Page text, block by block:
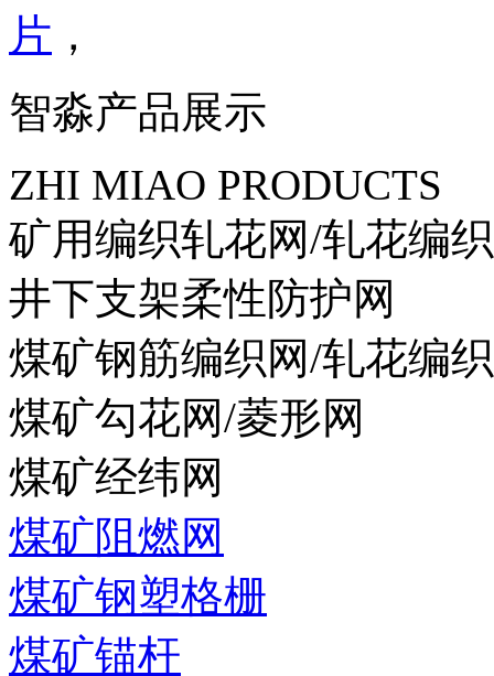
片 ，
智淼产品展示
ZHI MIAO PRODUCTS
矿用编织轧花网/轧花编
井下支架柔性防护网
煤矿钢筋编织网/轧花编
煤矿勾花网/菱形网
煤矿经纬网
煤矿阻燃网
煤矿钢塑格栅
煤矿锚杆